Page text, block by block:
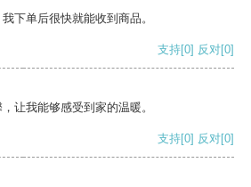
下单后很快就能收到商品。
支持[0] 反对[0]
让我能够感受到家的温暖。
支持[0] 反对[0]